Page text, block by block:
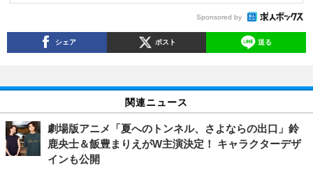
Sponsored by
シェア ポスト 送る
関連ニュース
劇場版アニメ「夏へのトンネル、さよならの出口」鈴
鹿央士＆飯豊まりえがW主演決定！ キャラクターデザ
インも公開